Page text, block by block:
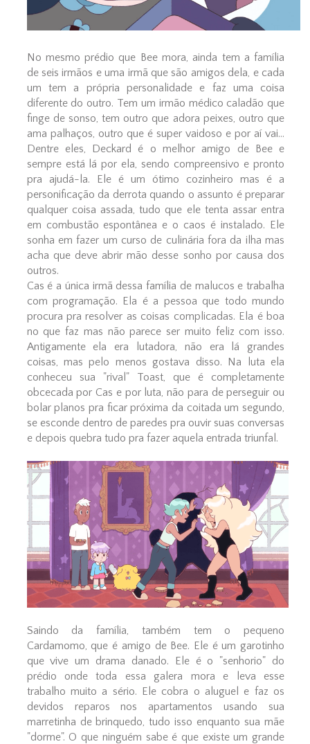
No mesmo prédio que Bee mora, ainda tem a família
de seis irmãos e uma irmã que são amigos dela, e cada
um tem a própria personalidade e faz uma coisa
diferente do outro. Tem um irmão médico caladão que
finge de sonso, tem outro que adora peixes, outro que
ama palhaços, outro que é super vaidoso e por aí vai...
Dentre eles, Deckard é o melhor amigo de Bee e
sempre está lá por ela, sendo compreensivo e pronto
pra ajudá-la. Ele é um ótimo cozinheiro mas é a
personificação da derrota quando o assunto é preparar
qualquer coisa assada, tudo que ele tenta assar entra
em combustão espontânea e o caos é instalado. Ele
sonha em fazer um curso de culinária fora da ilha mas
acha que deve abrir mão desse sonho por causa dos
outros.
Cas é a única irmã dessa família de malucos e trabalha
com programação. Ela é a pessoa que todo mundo
procura pra resolver as coisas complicadas. Ela é boa
no que faz mas não parece ser muito feliz com isso.
Antigamente ela era lutadora, não era lá grandes
coisas, mas pelo menos gostava disso. Na luta ela
conheceu sua "rival" Toast, que é completamente
obcecada por Cas e por luta, não para de perseguir ou
bolar planos pra ficar próxima da coitada um segundo,
se esconde dentro de paredes pra ouvir suas conversas
e depois quebra tudo pra fazer aquela entrada triunfal.
Saindo da família, também tem o pequeno
Cardamomo, que é amigo de Bee. Ele é um garotinho
que vive um drama danado. Ele é o "senhorio" do
prédio onde toda essa galera mora e leva esse
trabalho muito a sério. Ele cobra o aluguel e faz os
devidos reparos nos apartamentos usando sua
marretinha de brinquedo, tudo isso enquanto sua mãe
"dorme". O que ninguém sabe é que existe um grande